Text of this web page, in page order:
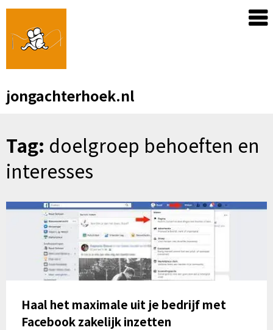
Skip
content
jongachterhoek.nl
Tag: doelgroep behoeften en
interesses
Haal het maximale uit je bedrijf met
Facebook zakelijk inzetten